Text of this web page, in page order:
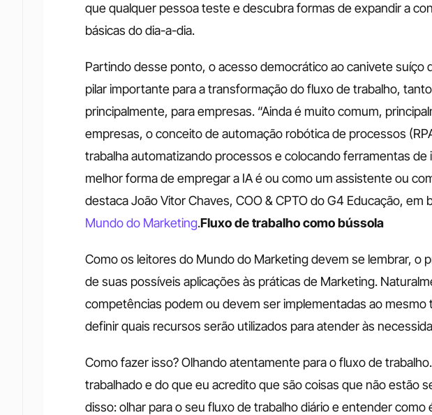
que qualquer pessoa teste e descubra formas de expandir a
básicas do dia-a-dia.
Partindo desse ponto, o acesso democrático ao canivete suíço
pilar importante para a transformação do fluxo de trabalho,
principalmente, para empresas. “Ainda é muito comum,
empresas, o conceito de automação robótica de processos
trabalha automatizando processos e colocando ferramentas de
melhor forma de empregar a IA é ou como um assistente ou
destaca João Vitor Chaves, COO & CPTO do G4 Educação, em
Mundo do Marketing.Fluxo de trabalho como bússola
Como os leitores do Mundo do Marketing devem se lembrar, o
de suas possíveis aplicações às práticas de Marketing.
competências podem ou devem ser implementadas ao mesmo
definir quais recursos serão utilizados para atender às
Como fazer isso? Olhando atentamente para o fluxo de
trabalhado e do que eu acredito que são coisas que não estão
disso: olhar para o seu fluxo de trabalho diário e entender como